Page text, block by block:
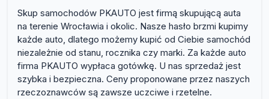
Skup samochodów PKAUTO jest firmą skupującą auta
na terenie Wrocławia i okolic. Nasze hasło brzmi kupimy
każde auto, dlatego możemy kupić od Ciebie samochód
niezależnie od stanu, rocznika czy marki. Za każde auto
firma PKAUTO wypłaca gotówkę. U nas sprzedaż jest
szybka i bezpieczna. Ceny proponowane przez naszych
rzeczoznawców są zawsze uczciwe i rzetelne.